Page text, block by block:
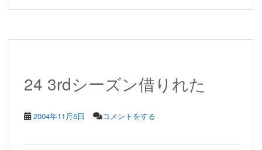
24 3rdシーズン借りれた
2004年11月5日 コメントをする